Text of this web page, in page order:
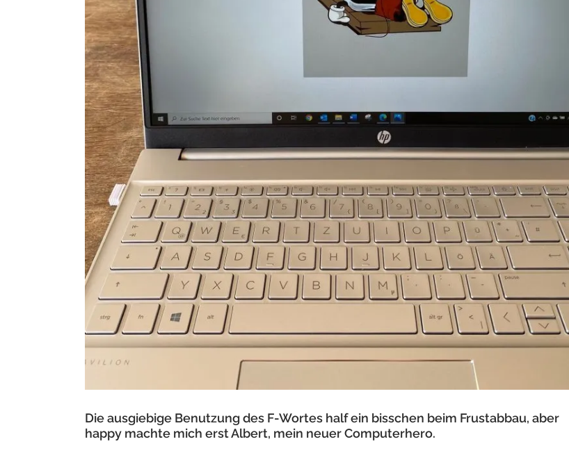
Die ausgiebige Benutzung des F-Wortes half ein bisschen beim Frustabbau, aber
happy machte mich erst Albert, mein neuer Computerhero.